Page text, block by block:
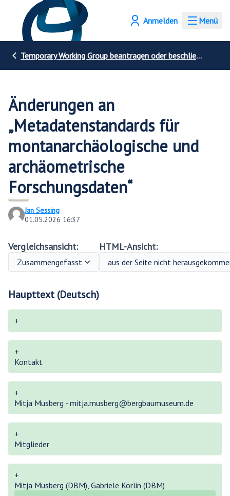
Menü
Anmelden
Temporary Working Group beantragen oder beschließen
Änderungen an
„Metadatenstandards für
montanarchäologische und
archäometrische
Forschungsdaten“
Jan Sessing
01.05.2026 16:37
Vergleichsansicht: HTML-Ansicht:
Haupttext (Deutsch)
+
+
Kontakt
+
Mitja Musberg - mitja.musberg@bergbaumuseum.de
+
Mitglieder
+
Mitja Musberg (DBM), Gabriele Körlin (DBM)